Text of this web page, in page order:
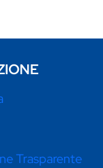
Trasparente